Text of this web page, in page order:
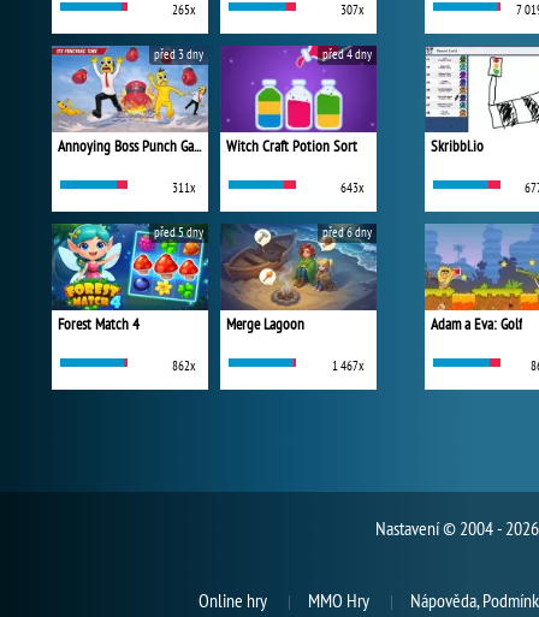
265x 307x
Annoying Boss Punch Game
311x
před 3 dny
Witch Craft Potion Sort
643x
před 4 dny
Forest Match 4
862x
před 5 dny
Merge Lagoon
1 467x
před 6 dny
7
Skribbl.io
Adam a Eva: Golf
Nastavení© 2004 - 2026
Online hry MMO Hry Nápověda,